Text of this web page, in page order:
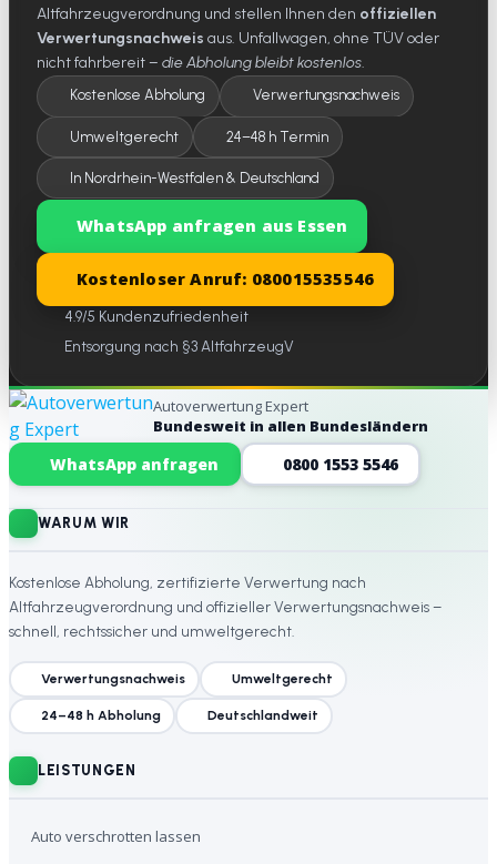
Altfahrzeugverordnung und stellen Ihnen den offiziellen
Verwertungsnachweis aus. Unfallwagen, ohne TÜV oder
nicht fahrbereit – die Abholung bleibt kostenlos.
Kostenlose Abholung Verwertungsnachweis
Umweltgerecht 24–48 h Termin
In Nordrhein-Westfalen & Deutschland
WhatsApp anfragen aus Essen
Kostenloser Anruf: 080015535546
4.9/5 Kundenzufriedenheit
Entsorgung nach §3 AltfahrzeugV
Website-Footer
Autoverwertung Expert
Bundesweit in allen Bundesländern
WhatsApp anfragen 0800 1553 5546
WARUM WIR
Kostenlose Abholung, zertifizierte Verwertung nach
Altfahrzeugverordnung und offizieller Verwertungsnachweis –
schnell, rechtssicher und umweltgerecht.
Verwertungsnachweis Umweltgerecht
24–48 h Abholung Deutschlandweit
LEISTUNGEN
Auto verschrotten lassen